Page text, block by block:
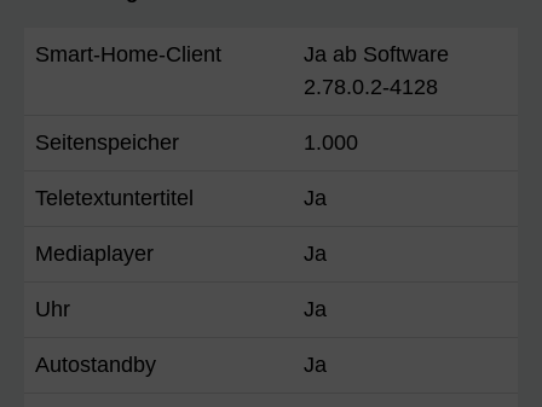
Smart-Home-Client
Ja ab Software
2.78.0.2-4128
Seitenspeicher 1.000
Teletextuntertitel Ja
Mediaplayer Ja
Uhr Ja
Autostandby Ja